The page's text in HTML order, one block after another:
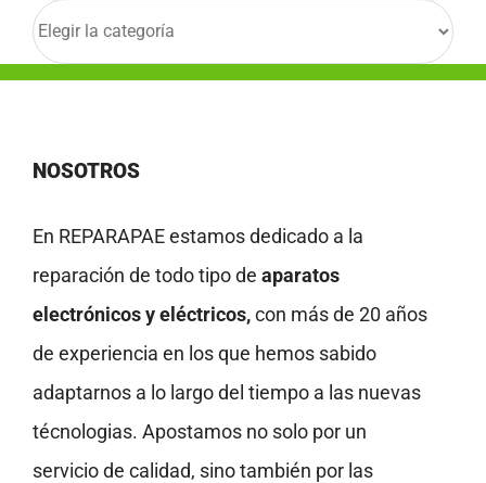
Categorías
NOSOTROS
En REPARAPAE estamos dedicado a la
reparación de todo tipo de aparatos
electrónicos y eléctricos,con más de 20 años
de experiencia en los que hemos sabido
adaptarnos a lo largo del tiempo a las nuevas
técnologias. Apostamos no solo por un
servicio de calidad, sino también por las